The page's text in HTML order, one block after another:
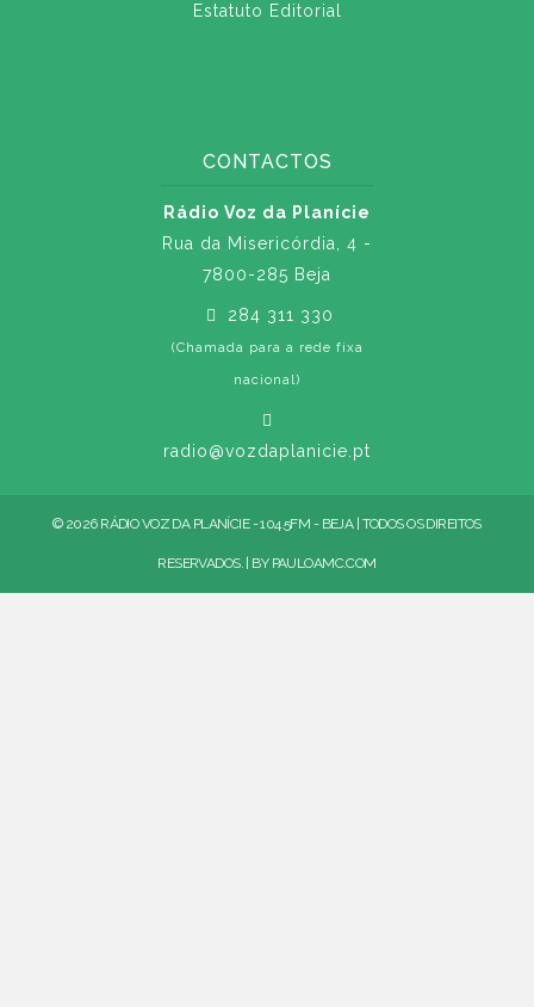
Estatuto Editorial
CONTACTOS
Rádio Voz da Planície
Rua da Misericórdia, 4 -
7800-285 Beja
284 311 330
(Chamada para a rede fixa
nacional)
radio@vozdaplanicie.pt
© 2026 RÁDIO VOZ DA PLANÍCIE - 104.5FM - BEJA | TODOS OS DIREITOS
RESERVADOS. | BY PAULOAMC.COM